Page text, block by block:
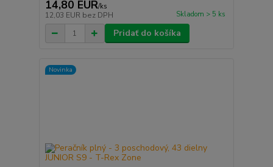
14,80 EUR/ks
12,03 EUR bez DPH Skladom > 5 ks
Pridať do košíka
Novinka